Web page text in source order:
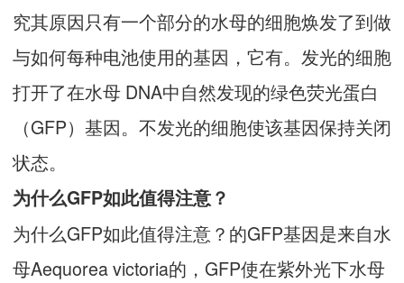
究其原因只有一个部分的水母的细胞焕发了到做
与如何每种电池使用的基因，它有。发光的细胞
打开了在水母 DNA中自然发现的绿色荧光蛋白
（GFP）基因。不发光的细胞使该基因保持关闭
状态。
为什么GFP如此值得注意？
为什么GFP如此值得注意？的GFP基因是来自水
母Aequorea victoria的，GFP使在紫外光下水母